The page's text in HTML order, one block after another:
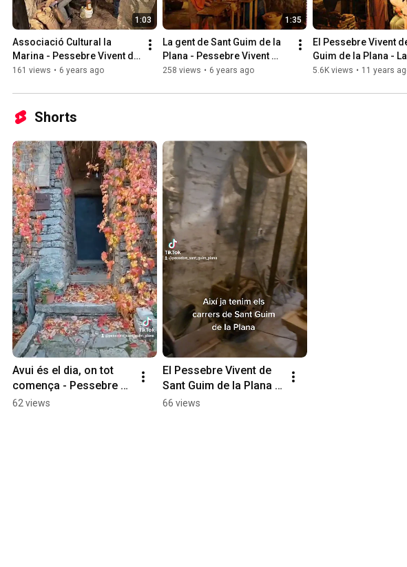
1:03
Associació Cultural la
Marina - Pessebre Vivent de
Sant Guim de la Plana
161 views • 6 years ago
1:35
La gent de Sant Guim de la
Plana - Pessebre Vivent
dels Oficis Perduts
258 views • 6 years ago
El Pessebre Vivent
Guim de la Plana - La
Segarra
5.6K views • 11 years
Shorts
Avui és el dia, on tot
comença - Pessebre
Vivent de Sant Guim de
62 views
El Pessebre Vivent de
Sant Guim de la Plana a
punt de començar
66 views